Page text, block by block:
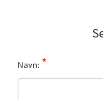
Navn: *